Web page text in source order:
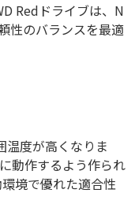
Redドライブは、N
性のバランスを最適
温度が高くなりま
動作するよう作られ
境で優れた適合性